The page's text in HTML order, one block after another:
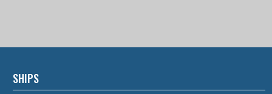
SHIPS